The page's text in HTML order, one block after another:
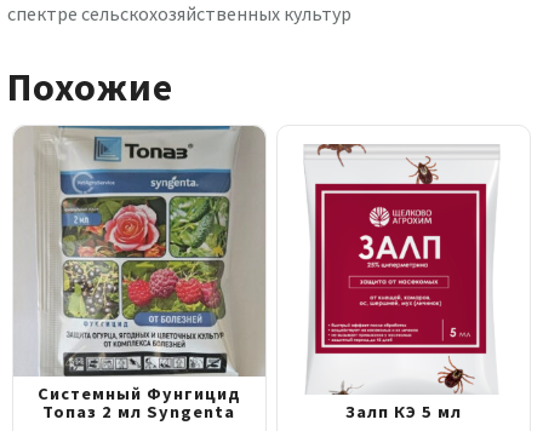
спектре сельскохозяйственных культур
Похожие
Системный Фунгицид
Топаз 2 мл Syngenta
Залп КЭ 5 мл